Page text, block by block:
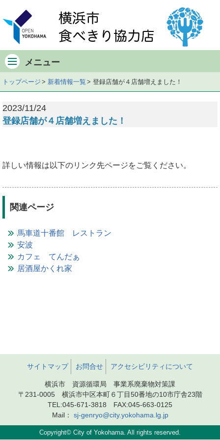
イ
ニ
ュ
の
内
メニュー
トップページ 新着情報一覧 登録店舗が４店舗増えました！
2023/11/24
登録店舗が４店舗増えました！
詳しい情報は以下のリンク先ページをご覧ください。
関連ページ
馬車道十番館 レストラン
安波
カフェ てんだぁ
居酒屋かくれ家
サイトマップ お問合せ アクセシビリティについて
横浜市 資源循環局 事業系廃棄物対策課
〒231-0005 横浜市中区本町６丁目50番地の10市庁舎23階
TEL:045-671-3818 FAX:045-663-0125
Mail：
sj-genryo@city.yokohama.lg.jp
Copyright© City of Yokohama. All rights reserved.